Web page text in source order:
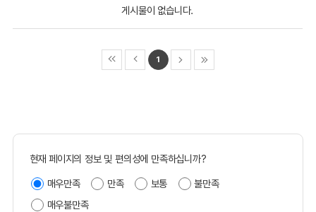
게시물이 없습니다.
1
현재 페이지의 정보 및 편의성에 만족하십니까?
매우만족 만족 보통
불만족
매우불만족